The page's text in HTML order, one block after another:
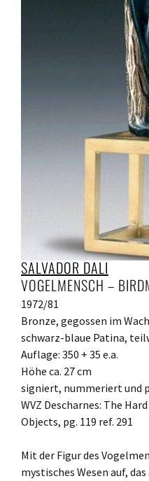
SALVADOR DALI
VOGELMENSCH –
1972/81
Bronze, gegossen im
schwarz-blaue Patina,
Auflage: 350 + 35 e.a.
Höhe ca. 27 cm
signiert, nummeriert und
WVZ Descharnes: The
Objects, pg. 119 ref. 291
Mit der Figur des
mystisches Wesen auf,